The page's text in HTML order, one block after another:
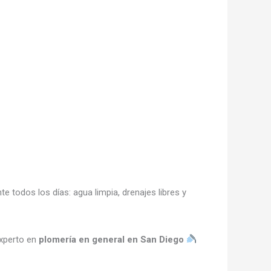
todos los días: agua limpia, drenajes libres y
en plomería en general en San Diego